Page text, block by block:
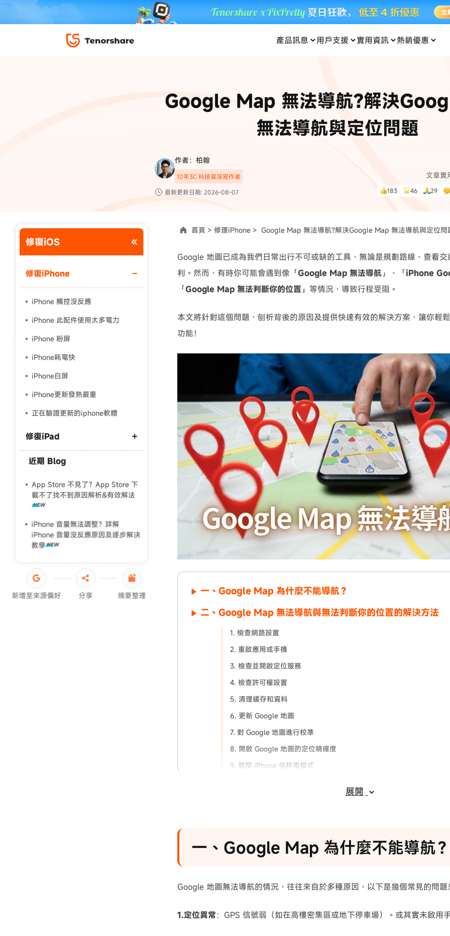
產品訊息
4DDiG Win 資料救援
4DDiG Mac 資料救援
新版本
UltData LINE 數據恢復
UltData WhatsApp 數據恢復
用戶支援 實用資訊
·iPhone 照片備份到外接硬碟
·Pokemo GO Plus 無法配對
·大家報寶貝
·寶可夢自動抓寶
為您提供最豐富的教學影片
人像修圖
資料救援
為您提供最實用
熱銷優惠
暢遊全球！
限時 5 折優惠，立即入手！
複製折扣碼
前往搶購
Google Map 無法導航?解決
無法導航與定位問題
作者：柏翰
10年3C 科技資深寫作者
最新更新日期: 2026-08-07
文章實
183 46 29
修復iOS
修復iPhone
iPhone 觸控沒反應
iPhone 此配件使用太多電力
iPhone 粉屏
iPhone耗電快
iPhone白屏
iPhone更新發熱嚴重
正在驗證更新的iphone軟體
修復iPad
ipad一直重開機
ipad無法開機
iPad黑屏死機
iPad 強制重置回復原廠
近期 Blog
App Store 不見了？App Store 下
載不了找不到原因解析&有效解法
iPhone 音量無法調整？詳解
iPhone 音量沒反應原因及逐步解決
教學
新增至來源偏好 分享 摘要整理
首頁 > 修理iPhone > Google Map 無法導航?解決Google Map 無法導航與定位問
Google 地圖已成為我們日常出行不可或缺的工具，無論是規劃路線、查看
利。然而，有時你可能會遇到像「Google Map 無法導航」、「iPhone
「Google Map 無法判斷你的位置」等情況，導致行程受阻。
本文將針對這個問題，刨析背後的原因及提供快速有效的解決方案，讓你輕
功能！
一、Google Map 為什麼不能導航？
二、Google Map 無法導航與無法判斷你的位置的解決方法
1. 檢查網路設置
2. 重啟應用或手機
3. 檢查並開啟定位服務
4. 檢查許可權設置
5. 清理緩存和資料
6. 更新 Google 地圖
7. 對 Google 地圖進行校準
8. 開啟 Google 地圖的定位精確度
9. 關閉 iPhone 低耗電模式
11. 使用 Google Map 故障修復工具—ReiBoot
四、結論
展開
一、Google Map 為什麼不能導航？
Google 地圖無法導航的情況，往往來自於多種原因，以下是幾個常見的問題
1.定位異常：GPS 信號弱（如在高樓密集區或地下停車場）。或其實未啟用